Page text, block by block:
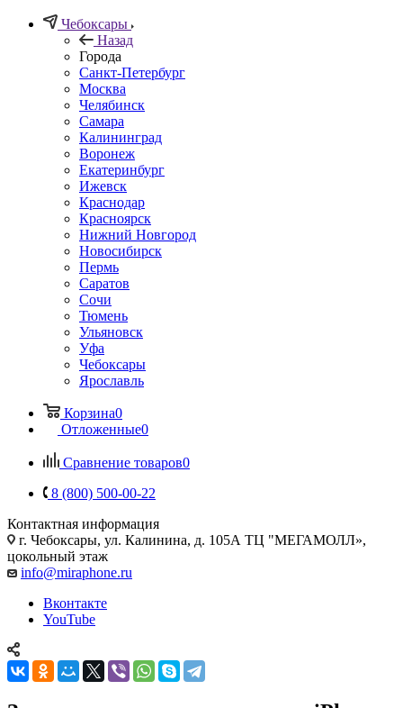
Чебоксары
Назад
Города
Санкт-Петербург
Москва
Челябинск
Самара
Калининград
Воронеж
Екатеринбург
Ижевск
Краснодар
Красноярск
Нижний Новгород
Новосибирск
Пермь
Саратов
Сочи
Тюмень
Ульяновск
Уфа
Чебоксары
Ярославль
Корзина0
Отложенные0
Сравнение товаров0
8 (800) 500-00-22
Контактная информация
г. Чебоксары, ул. Калинина, д. 105А ТЦ "МЕГАМОЛЛ»,
цокольный этаж
info@miraphone.ru
Вконтакте
YouTube